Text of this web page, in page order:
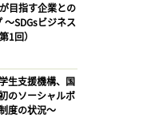
目指す企業との
〜SDGsビジネス
1回）
生支援機構、国
のソーシャルボ
度の状況〜